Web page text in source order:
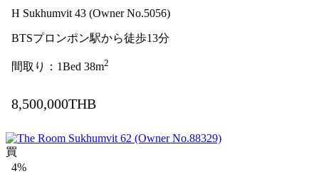
H Sukhumvit 43 (Owner No.5056)
BTSプロンポン駅から徒歩13分
間取り：1Bed 38m2
8,500,000THB
買
4%